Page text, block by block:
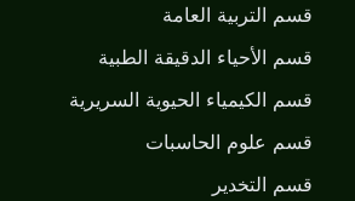
قسم التربية العامة
قسم الأحياء الدقيقة الطبية
قسم الكيمياء الحيوية السريرية
قسم علوم الحاسبات
قسم التخدير